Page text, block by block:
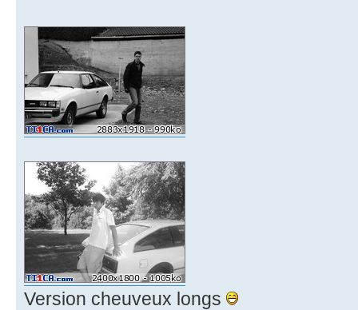
Version cheuveux longs